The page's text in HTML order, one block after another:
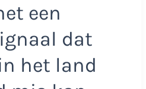
een
dat
het land